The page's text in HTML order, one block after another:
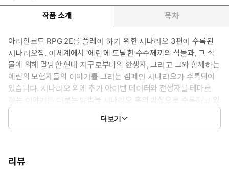
작품 소개 목차
아리안로드 RPG 2E를 플레이 하기 위한 시나리오 3편이 수록된
시나리오집. 이세계에서 '에린'에 도달한 수수께끼의 식물과, 그 식
물에 의해 멸망한 현대 지구로부터의 환생자, 그리고 그와 함께하는
에린의 모험자들의 이야기를 그리는 캠페인 시나리오가 수록되어
있습니다. 시나리오 외에 추가 아이템 데이터와 전생자를 테마로
하는 이야기를 다루는 방법을 시나리오 훅의 방식으로 수록하고 있
습니다. 이 책에 수록된 시나리오들은 『아리안로드 RPG 2E 개정
판 기본 룰북』 만으로도 바로 세션을 진행할 수 있습니다.
더보기
리뷰